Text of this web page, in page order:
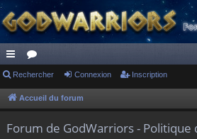
ac
co
or
u
Rechercher Connexion Inscription
Accueil du forum
Forum de GodWarriors -